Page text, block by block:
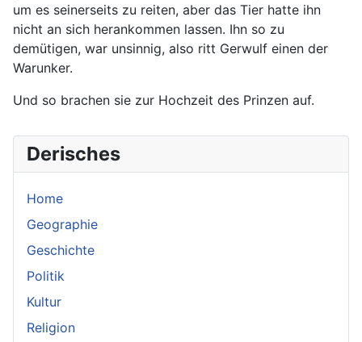
Derisches
Home
Geographie
Geschichte
Politik
Kultur
Religion
um es seinerseits zu reiten, aber das Tier hatte ihn
nicht an sich herankommen lassen. Ihn so zu
demütigen, war unsinnig, also ritt Gerwulf einen der
Warunker.
Und so brachen sie zur Hochzeit des Prinzen auf.